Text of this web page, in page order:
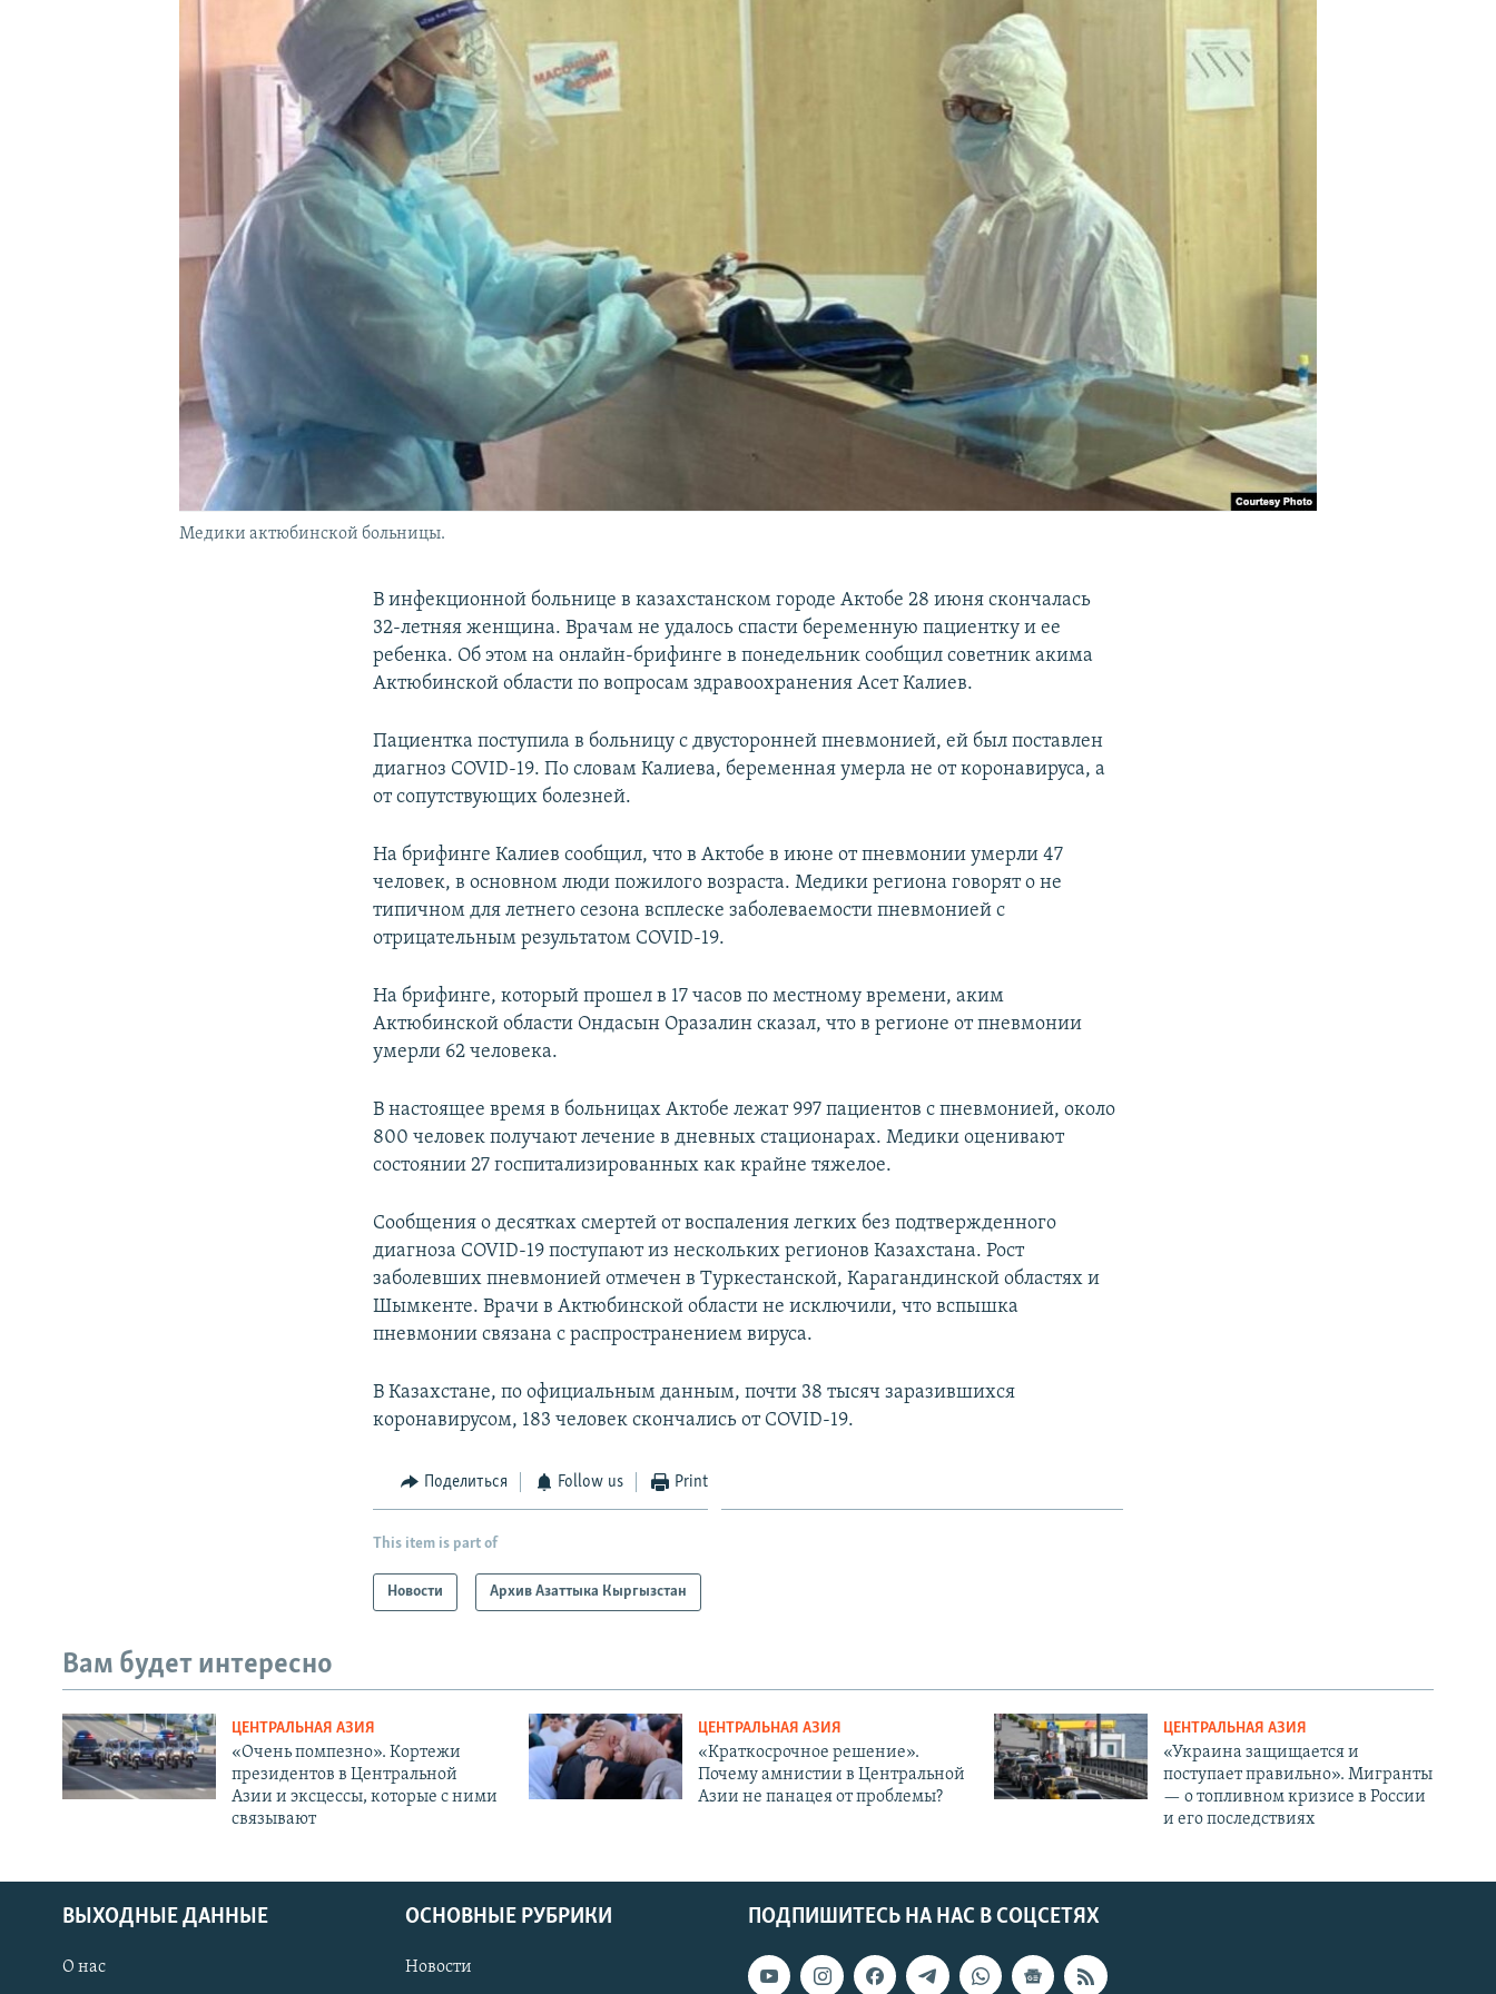
Медики актюбинской больницы.
В инфекционной больнице в казахстанском городе Актобе 28 июня скончалась
32-летняя женщина. Врачам не удалось спасти беременную пациентку и ее
ребенка. Об этом на онлайн-брифинге в понедельник сообщил советник акима
Актюбинской области по вопросам здравоохранения Асет Калиев.
Пациентка поступила в больницу с двусторонней пневмонией, ей был поставлен
диагноз COVID-19. По словам Калиева, беременная умерла не от коронавируса, а
от сопутствующих болезней.
На брифинге Калиев сообщил, что в Актобе в июне от пневмонии умерли 47
человек, в основном люди пожилого возраста. Медики региона говорят о не
типичном для летнего сезона всплеске заболеваемости пневмонией с
отрицательным результатом COVID-19.
На брифинге, который прошел в 17 часов по местному времени, аким
Актюбинской области Ондасын Оразалин сказал, что в регионе от пневмонии
умерли 62 человека.
В настоящее время в больницах Актобе лежат 997 пациентов с пневмонией, около
800 человек получают лечение в дневных стационарах. Медики оценивают
состоянии 27 госпитализированных как крайне тяжелое.
Сообщения о десятках смертей от воспаления легких без подтвержденного
диагноза COVID-19 поступают из нескольких регионов Казахстана. Рост
заболевших пневмонией отмечен в Туркестанской, Карагандинской областях и
Шымкенте. Врачи в Актюбинской области не исключили, что вспышка
пневмонии связана с распространением вируса.
В Казахстане, по официальным данным, почти 38 тысяч заразившихся
коронавирусом, 183 человек скончались от COVID-19.
Поделиться Follow us Print
This item is part of
Новости Архив Азаттыка Кыргызстан
Вам будет интересно
ЦЕНТРАЛЬНАЯ АЗИЯ
«Очень помпезно». Кортежи
президентов в Центральной
Азии и эксцессы, которые с ними
связывают
ЦЕНТРАЛЬНАЯ АЗИЯ
«Краткосрочное решение».
Почему амнистии в Центральной
Азии не панацея от проблемы?
ЦЕНТРАЛЬНАЯ АЗИЯ
«Украина защищается и
поступает правильно». Мигранты
— о топливном кризисе в России
и его последствиях
ПОДПИШИТЕСЬ НА НАС В СОЦСЕТЯХ
ВЫХОДНЫЕ ДАННЫЕ
О нас
ОСНОВНЫЕ РУБРИКИ
Новости